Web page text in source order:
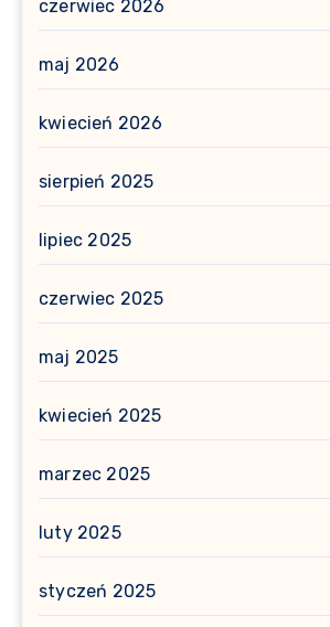
czerwiec 2026
maj 2026
kwiecień 2026
sierpień 2025
lipiec 2025
czerwiec 2025
maj 2025
kwiecień 2025
marzec 2025
luty 2025
styczeń 2025